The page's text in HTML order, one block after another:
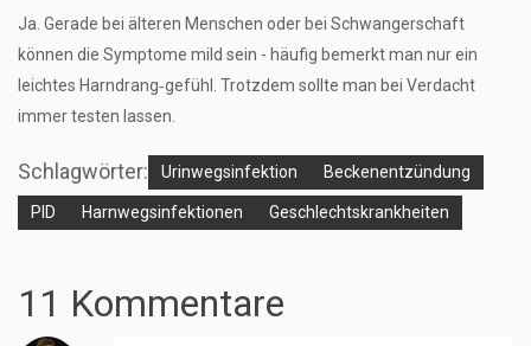
Ja. Gerade bei älteren Menschen oder bei Schwangerschaft
können die Symptome mild sein - häufig bemerkt man nur ein
leichtes Harndrang‑gefühl. Trotzdem sollte man bei Verdacht
immer testen lassen.
Schlagwörter: Urinwegsinfektion Beckenentzündung
PID Harnwegsinfektionen Geschlechtskrankheiten
11 Kommentare